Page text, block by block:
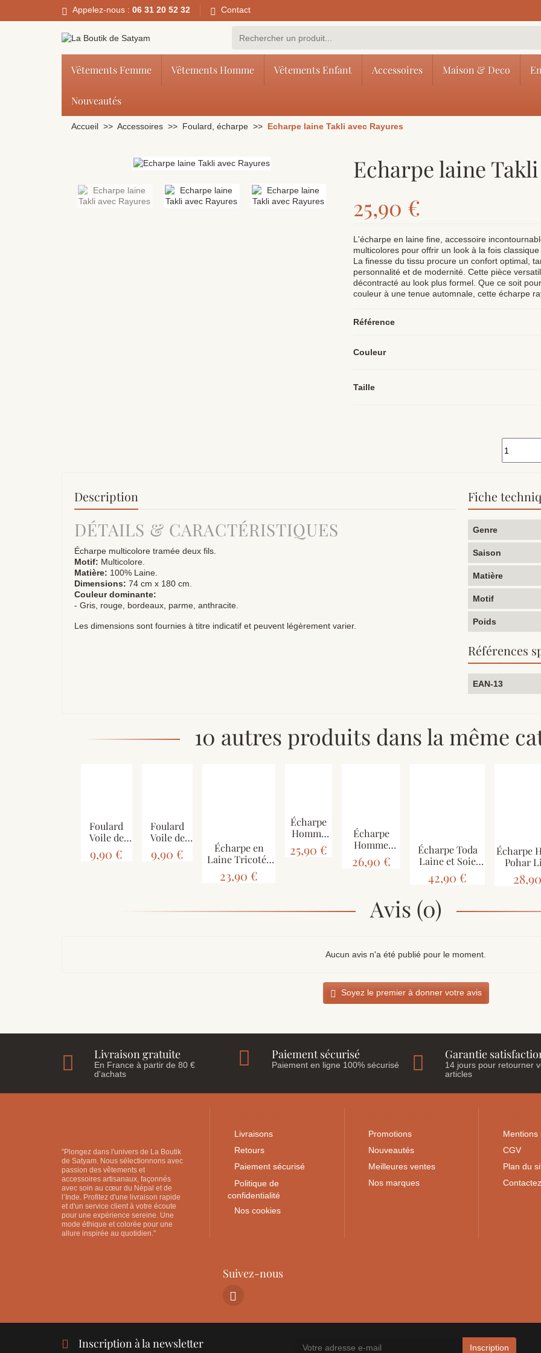
Appelez-nous : 06 31 20 52 32 Contact
Vêtements Femme Vêtements Homme Vêtements Enfant Accessoires Maison & Deco
Nouveautés
Accueil Accessoires Foulard, écharpe Echarpe laine Takli avec Rayures
Echarpe laine
25,90 €
L'écharpe en laine fine, accessoire
multicolores pour offrir un look à la fois classique
La finesse du tissu procure un confort optimal,
personnalité et de modernité. Cette pièce
décontracté au look plus formel. Que ce soit
couleur à une tenue automnale, cette écharpe
Référence
Couleur
Taille
Description
DÉTAILS & CARACTÉRISTIQUES
Écharpe multicolore tramée deux fils.
Motif: Multicolore.
Matière: 100% Laine.
Dimensions: 74 cm x 180 cm.
Couleur dominante:
- Gris, rouge, bordeaux, parme, anthracite.
Les dimensions sont fournies à titre indicatif et peuvent légèrement varier.
Fiche
Genre
Saison
Matière
Motif
Poids
Références
EAN-13
10 autres produits dans la même
Foulard
Voile de
Coton
EC24-21
9,90 €
Foulard
Voile de
Coton
EC24-12
9,90 €
Écharpe en
Laine Tricotée
et Mohair Ton
uni
23,90 €
Écharpe
Homme
Tarsa
Laine
25,90 €
Écharpe
Homme
Todsa Laine
Douce
26,90 €
Écharpe Toda
Laine et Soie
Tramage
Artisanal
42,90 €
Écharpe
Pohar
Soie
Avis (0)
Aucun avis n'a été publié pour le moment.
Soyez le premier à donner votre avis
Livraison gratuite
En France à partir de 80 €
d'achats
Paiement sécurisé
Paiement en ligne 100% sécurisé
Garantie
14 jours pour retourner
articles
"Plongez dans l'univers de La Boutik
de Satyam. Nous sélectionnons avec
passion des vêtements et
accessoires artisanaux, façonnés
avec soin au cœur du Népal et de
l’Inde. Profitez d'une livraison rapide
et d'un service client à votre écoute
pour une expérience sereine. Une
mode éthique et colorée pour une
allure inspirée au quotidien."
Livraisons
Retours
Paiement sécurisé
Politique de
confidentialité
Nos cookies
Promotions
Nouveautés
Meilleures ventes
Nos marques
Mentions
CGV
Plan du
Suivez-nous
Inscription à la newsletter